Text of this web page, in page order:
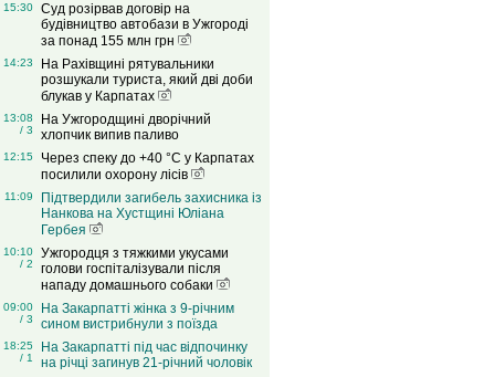
15:30
Суд розірвав договір на
будівництво автобази в Ужгороді
за понад 155 млн грн
14:23
На Рахівщині рятувальники
розшукали туриста, який дві доби
блукав у Карпатах
13:08
/ 3
На Ужгородщині дворічний
хлопчик випив паливо
12:15
Через спеку до +40 °C у Карпатах
посилили охорону лісів
11:09
Підтвердили загибель захисника із
Нанкова на Хустщині Юліана
Гербея
10:10
/ 2
Ужгородця з тяжкими укусами
голови госпіталізували після
нападу домашнього собаки
09:00
/ 3
На Закарпатті жінка з 9-річним
сином вистрибнули з поїзда
18:25
/ 1
На Закарпатті під час відпочинку
на річці загинув 21-річний чоловік